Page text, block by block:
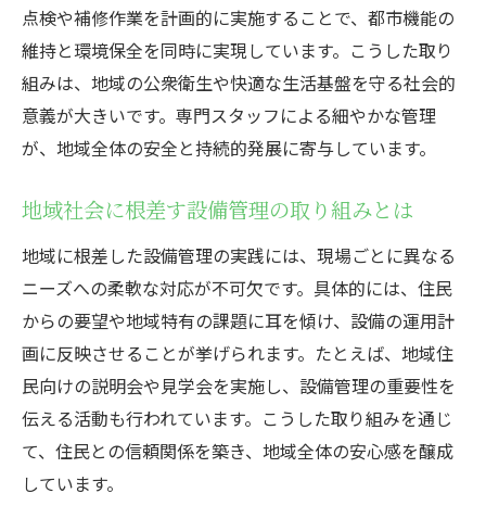
ウ
東京都の最新設備管理術が地域に与える影
響
設備管理の視点から見る地域安全対策
災害時にも強い設備管理の最新アプローチ
災害対応力を高める設備管理の新戦略
東京都の設備管理最新アプローチと防災対
策
災害に備える設備管理の実践的取り組み法
現場で役立つ設備管理の危機管理技術
災害発生時に強い設備管理の工夫と対策
設備管理の現場で磨かれる専門スキルとは
設備管理現場で求められる専門スキル解説
点検や補修作業を計画的に実施することで、都市機能の
維持と環境保全を同時に実現しています。こうした取り
組みは、地域の公衆衛生や快適な生活基盤を守る社会的
意義が大きいです。専門スタッフによる細やかな管理
が、地域全体の安全と持続的発展に寄与しています。
地域社会に根差す設備管理の取り組みとは
地域に根差した設備管理の実践には、現場ごとに異なる
ニーズへの柔軟な対応が不可欠です。具体的には、住民
からの要望や地域特有の課題に耳を傾け、設備の運用計
画に反映させることが挙げられます。たとえば、地域住
民向けの説明会や見学会を実施し、設備管理の重要性を
伝える活動も行われています。こうした取り組みを通じ
て、住民との信頼関係を築き、地域全体の安心感を醸成
しています。